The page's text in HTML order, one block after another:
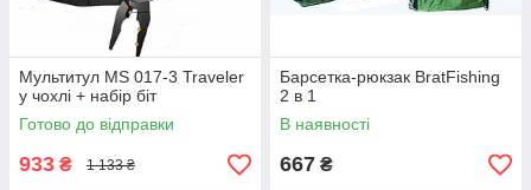
Мультитул MS 017-3 Traveler
у чохлі + набір біт
Готово до відправки
933 ₴ 1 133 ₴
Барсетка-рюкзак BratFishing
2 в 1
В наявності
667 ₴